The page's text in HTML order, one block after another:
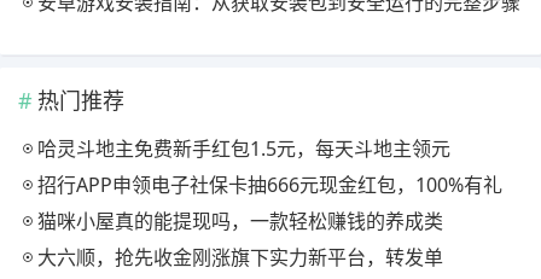
热门推荐
哈灵斗地主免费新手红包1.5元，每天斗地主领元
招行APP申领电子社保卡抽666元现金红包，100%有礼
猫咪小屋真的能提现吗，一款轻松赚钱的养成类
大六顺，抢先收金刚涨旗下实力新平台，转发单